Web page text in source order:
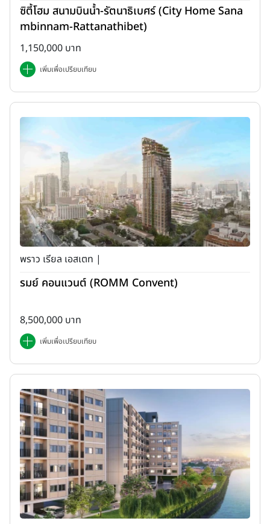
คอนโดจะได้เปรียบในเรื่องทำเลมากกว่าบ้าน เพราะการจัดหาที่ดินเพื่อ
พัฒนาโครงการสามารถทำได้ตั้งแต่ขนาดไม่กี่ไร่ ทำเลของคอนโดส่วน
ใหญ่จึงมักอยู่ภายในเมืองติดริมถนน และใกล้รถไฟฟ้า อาจมีบ้างที่ตั้งอยู่
มากกว่า ส่วนหมู่บ้านจัดสรรทำเลมักอยู่ตามชานเมืองต้องเข้าซอยลึก หาก
อยากได้หมู่บ้านที่อยู่ในเมืองเดินทางสะดวกก็จะต้องแลกมากับราคาขายที่
สูงมาก
แค่ไหนยังไงก็มีที่จอด ไม่ต้องเสียเวลาวนหาที่จอดรถให้เหนื่อย แถมจอด
มากกว่า 1 คัน แต่สำหรับคอนโดนั้นจะเป็นพื้นจอดรถส่วนกลางที่ต้องแชร์
กับลูกบ้านภายในโครงการ จำนวนที่จอดรถมีไม่ครบทุกยูนิต ส่วนใหญ่
เฉลี่ยอยู่ที่ประมาณ 30 - 40% ของจำนวนห้องทั้งหมด จึงมีโอกาสสูงที่ที่
จอดรถจะไม่เพียงพอ แต่ปัจจุบันก็มีหลายโครงการที่ให้ความสำคัญกับที่
จอดรถมากขึ้น และสามารถจอดรถได้ถึง 100% เต็ม และบางโครงการ
ยังใช้ระบบ "Auto parking" หรือ "ระบบจอดรถอัตโนมัติ" ช่วยเพิ่มความ
สะดวกสบายให้กับลูกบ้าน ประหยัดเวลาในการจอด และทำให้จอดรถได้
มากยิ่งขึ้น แต่ถึงยังไงจอดรถแล้วก็ต้องเดินต่อไปอีกกว่าจะถึงห้อง ยิ่ง
ถ้าต้องหอบของพะรุงพะรังด้วยแล้ว งานนี้มีเหนื่อยแน่นอน
ซิตี้โฮม สนามบินน้ำ-รัตนาธิเบศร์ (City Home Sana
mbinnam-Rattanathibet)
1,150,000 บาท
เพิ่มเพื่อเปรียบเทียบ
พราว เรียล เอสเตท |
รมย์ คอนแวนต์ (ROMM Convent)
8,500,000 บาท
เพิ่มเพื่อเปรียบเทียบ